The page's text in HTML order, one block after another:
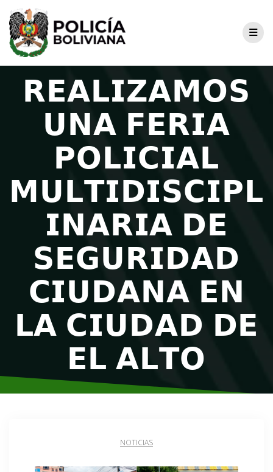
𝗥𝗘𝗔𝗟𝗜𝗭𝗔𝗠𝗢𝗦
𝗨𝗡𝗔 𝗙𝗘𝗥𝗜𝗔
𝗣𝗢𝗟𝗜𝗖𝗜𝗔𝗟
𝗠𝗨𝗟𝗧𝗜𝗗𝗜𝗦𝗖𝗜𝗣𝗟
𝗜𝗡𝗔𝗥𝗜𝗔 𝗗𝗘
𝗦𝗘𝗚𝗨𝗥𝗜𝗗𝗔𝗗
𝗖𝗜𝗨𝗗𝗔𝗡𝗔 𝗘𝗡
𝗟𝗔 𝗖𝗜𝗨𝗗𝗔𝗗 𝗗𝗘
𝗘𝗟 𝗔𝗟𝗧𝗢
NOTICIAS